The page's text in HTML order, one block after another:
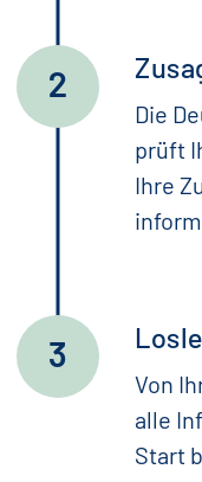
Die
prüft
Ihre
Von
alle
Start